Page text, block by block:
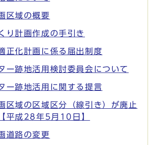
区域の概要
り計画作成の手引き
正化計画に係る届出制度
ー跡地活用検討委員会について
ー跡地活用に関する提言
区域の区域区分（線引き）が廃止
平成28年5月10日】
道路の変更